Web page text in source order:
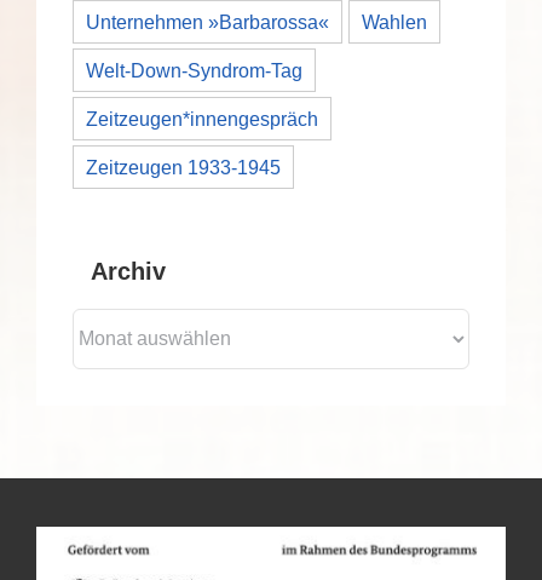
Unternehmen »Barbarossa« Wahlen
Welt-Down-Syndrom-Tag
Zeitzeugen*innengespräch
Zeitzeugen 1933-1945
Archiv